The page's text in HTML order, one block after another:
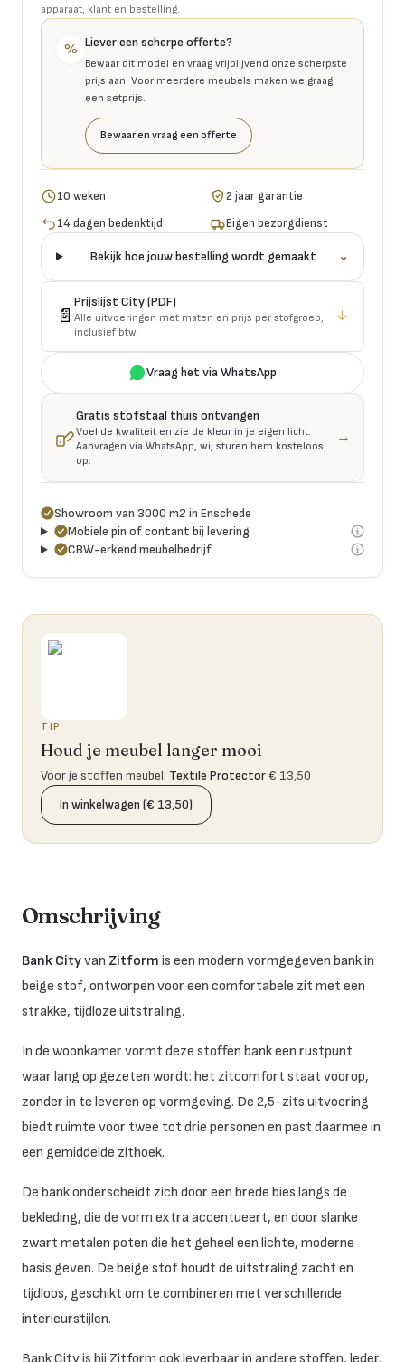
apparaat, klant en bestelling.
% Liever een scherpe offerte?
Bewaar dit model en vraag vrijblijvend onze scherpste
prijs aan. Voor meerdere meubels maken we graag
een setprijs.
Bewaar en vraag een offerte
10 weken
2 jaar garantie
14 dagen bedenktijd
Eigen bezorgdienst
Bekijk hoe jouw bestelling wordt gemaakt ⌄
📄
Prijslijst City(PDF)
Alle uitvoeringen met maten en prijs per stofgroep,
inclusief btw
↓
Vraag het via WhatsApp
Gratis stofstaal thuis ontvangen
Voel de kwaliteit en zie de kleur in je eigen licht.
Aanvragen via WhatsApp, wij sturen hem kosteloos
op.
→
Showroom van 3000 m2 in Enschede
Mobiele pin of contant bij levering
CBW-erkend meubelbedrijf
TIP
Houd je meubel langer mooi
Voor je stoffen meubel: Textile Protector€ 13,50
In winkelwagen (€ 13,50)
Omschrijving
Bank Cityvan Zitform is een modern vormgegeven bank in
beige stof, ontworpen voor een comfortabele zit met een
strakke, tijdloze uitstraling.
In de woonkamer vormt deze stoffen bank een rustpunt
waar lang op gezeten wordt: het zitcomfort staat voorop,
zonder in te leveren op vormgeving. De 2,5-zits uitvoering
biedt ruimte voor twee tot drie personen en past daarmee in
een gemiddelde zithoek.
De bank onderscheidt zich door een brede bies langs de
bekleding, die de vorm extra accentueert, en door slanke
zwart metalen poten die het geheel een lichte, moderne
basis geven. De beige stof houdt de uitstraling zacht en
tijdloos, geschikt om te combineren met verschillende
interieurstijlen.